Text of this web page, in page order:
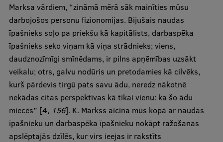
Marksa vārdiem, “zināmā mērā sāk mainīties mūsu
darbojošos personu fizionomijas. Bijušais naudas
īpašnieks soļo pa priekšu kā kapitālists, darbaspēka
īpašnieks seko viņam kā viņa strādnieks; viens,
daudznozīmīgi smīnēdams, ir pilns apņēmības uzsākt
veikalu; otrs, galvu nodūris un pretodamies kā cilvēks,
kurš pārdevis tirgū pats savu ādu, neredz nākotnē
nekādas citas perspektīvas kā tikai vienu: ka šo ādu
miecēs” [4, 156]. K. Markss aicina mūs kopā ar naudas
īpašnieku un darbaspēka īpašnieku nokāpt ražošanas
apslēptajās dzīlēs, kur virs ieejas ir rakstīts